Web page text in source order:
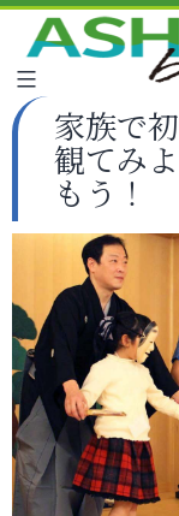
家族で
観てみ
もう！